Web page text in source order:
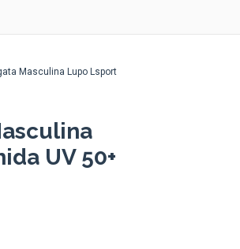
Masculina Lupo Lsport
UV 50+